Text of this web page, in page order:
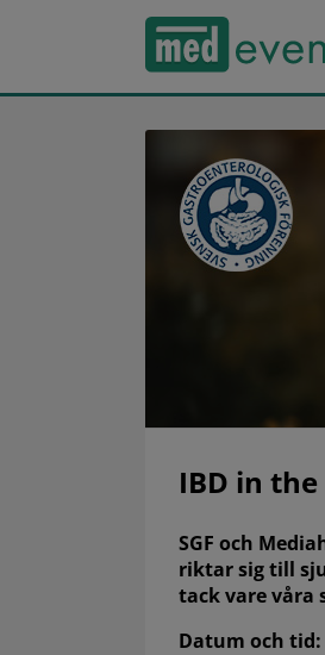
IBD in
SGF och
riktar sig till
tack vare våra
Datum och tid: